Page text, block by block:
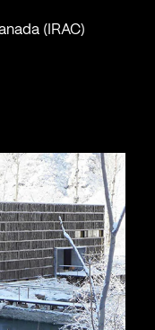
(IRAC)